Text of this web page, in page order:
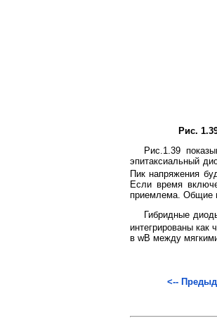
Рис.
Рис.1.39
эпитаксиальный
Пик напряжения
Если время
приемлема. Общие
Гибридные
интегрированы
в wB между
<--